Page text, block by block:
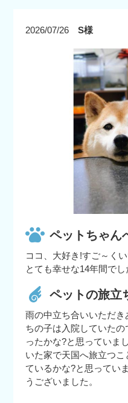
2026/07/26 S様
ペットちゃん
ココ、大好き!すご～く
とても幸せな14年間でし
ペットの旅立
雨の中立ち合いいただき
ちの子は入院していた
ったかな?と思っていま
いた家で天国へ旅立つ
ているかな?と思ってい
うございました。